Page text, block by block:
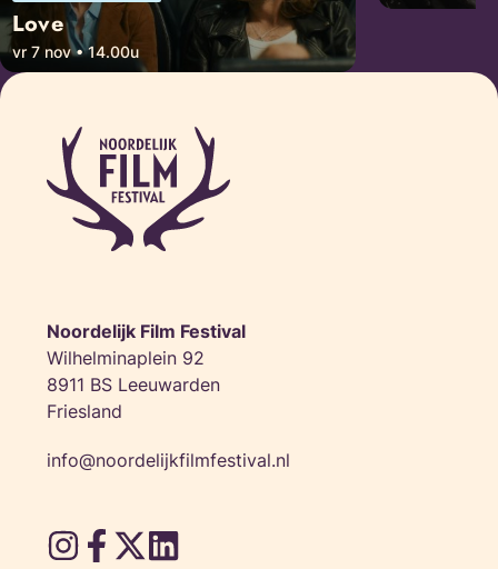
Love
vr 7 nov • 14.00u
Noordelijk Film Festival
Wilhelminaplein 92
8911 BS Leeuwarden
Friesland
info@noordelijkfilmfestival.nl